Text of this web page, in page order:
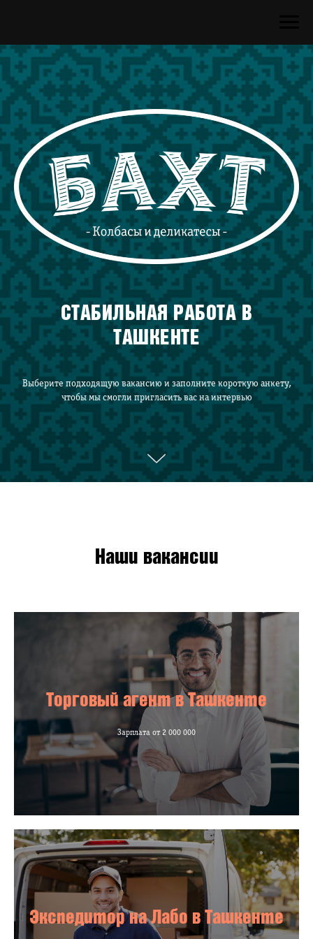
СТАБИЛЬНАЯ РАБОТА В
ТАШКЕНТЕ
Выберите подходящую вакансию и заполните короткую анкету,
чтобы мы смогли пригласить вас на интервью
Наши вакансии
Торговый агент в Ташкенте
Зарплата от 2 000 000
Экспедитор на Лабо в Ташкенте